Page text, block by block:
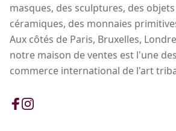
masques, des sculptures, des
céramiques, des monnaies
Aux côtés de Paris, Bruxelles,
notre maison de ventes est l'une
commerce international de l'art